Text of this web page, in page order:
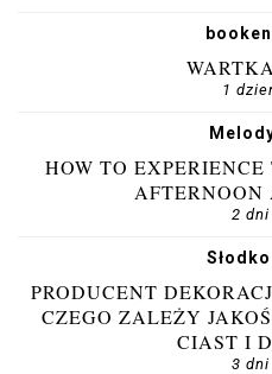
1
HOW TO
2
PRODUCENT
CZEGO ZALEŻY
CIAST I
3